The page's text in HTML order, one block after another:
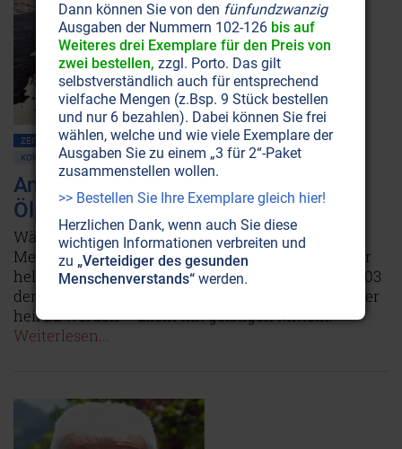
ZEITENSCHRIFT NR. 66, S.70
GEBET • MEDITATION
KOMMUNIKATION MIT DER NATUR
PLANET ERDE • UMWELTSCHUTZ
Anton Styger: Das Meer von einer
Ölpest heilen
Während derzeit die Ölkatastrophe im Golf von
Mexiko die Gemüter der Völker bewegt, erzählt der
hellsichtige Anton Styger hier, wie er im Jahre 2003
der geschundenen Nordküste Spaniens half, wieder
heil zu werden – allein mit geistigen Mitteln!
Weiterlesen...
Dann können Sie von den fünfundzwanzig
Ausgaben der Nummern 102-126 bis auf
Weiteres drei Exemplare für den Preis von
zwei bestellen, zzgl. Porto. Das gilt
selbstverständlich auch für entsprechend
vielfache Mengen (z.Bsp. 9 Stück bestellen
und nur 6 bezahlen). Dabei können Sie frei
wählen, welche und wie viele Exemplare der
Ausgaben Sie zu einem „3 für 2“-Paket
zusammenstellen wollen.
>> Bestellen Sie Ihre Exemplare gleich hier!
Herzlichen Dank, wenn auch Sie diese
wichtigen Informationen verbreiten und
zu „Verteidiger des gesunden
Menschenverstands“ werden.